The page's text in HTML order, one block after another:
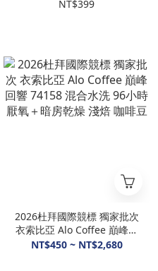
NT$399
2026杜拜國際競標 獨家批次
衣索比亞 Alo Coffee 巔峰回
響 74158 混合水洗 96小時
NT$450 ~ NT$2,680